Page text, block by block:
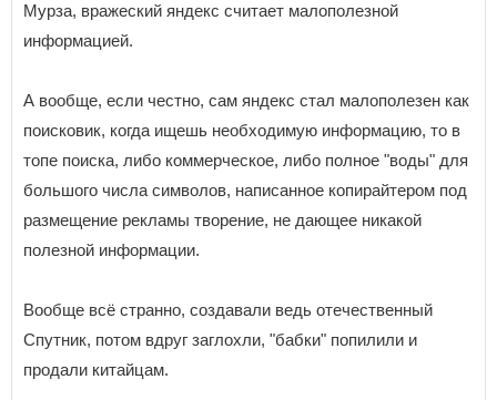
Мурза, вражеский яндекс считает малополезной
информацией.
А вообще, если честно, сам яндекс стал малополезен как
поисковик, когда ищешь необходимую информацию, то в
топе поиска, либо коммерческое, либо полное "воды" для
большого числа символов, написанное копирайтером под
размещение рекламы творение, не дающее никакой
полезной информации.
Вообще всё странно, создавали ведь отечественный
Спутник, потом вдруг заглохли, "бабки" попилили и
продали китайцам.